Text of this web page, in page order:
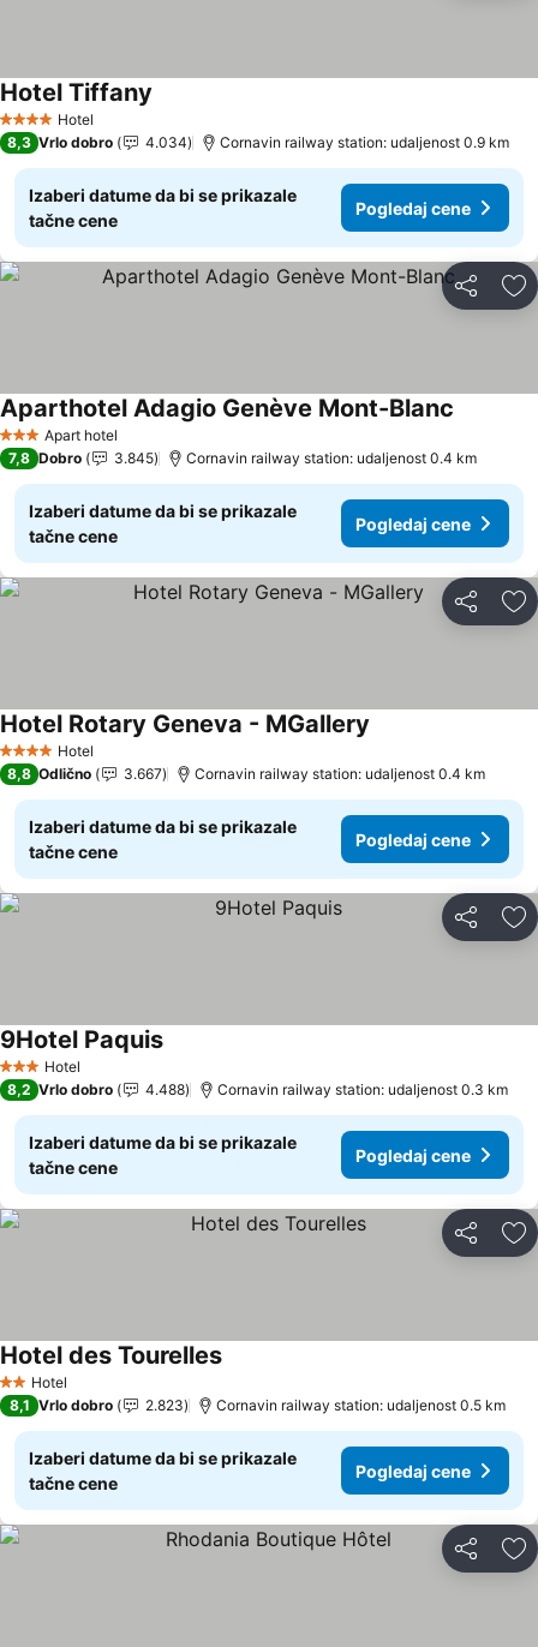
4 ZvezdiceHotel
Hotel Tiffany
8,3 Vrlo dobro 4.034 Cornavin railway station: udaljenost 0.9 km
Izaberi datume da bi se prikazale
tačne cene
Pogledaj cene
Deli
3 ZvezdiceApart hotel
Aparthotel Adagio Genève Mont-Blanc
7,8 Dobro 3.845 Cornavin railway station: udaljenost 0.4 km
Izaberi datume da bi se prikazale
tačne cene
Pogledaj cene
Deli
4 ZvezdiceHotel
Hotel Rotary Geneva - MGallery
8,8 Odlično 3.667 Cornavin railway station: udaljenost 0.4 km
Izaberi datume da bi se prikazale
tačne cene
Pogledaj cene
Deli
3 Zvezdice
Hotel
9Hotel Paquis
8,2 Vrlo dobro 4.488 Cornavin railway station: udaljenost 0.3 km
Izaberi datume da bi se prikazale
tačne cene
Pogledaj cene
Deli
2 Zvezdice
Hotel
Hotel des Tourelles
8,1 Vrlo dobro 2.823 Cornavin railway station: udaljenost 0.5 km
Izaberi datume da bi se prikazale
tačne cene
Pogledaj cene
Deli